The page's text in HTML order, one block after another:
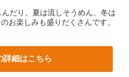
だり、夏は流しそうめん、冬は
お楽しみも盛りだくさんです。
詳細はこちら